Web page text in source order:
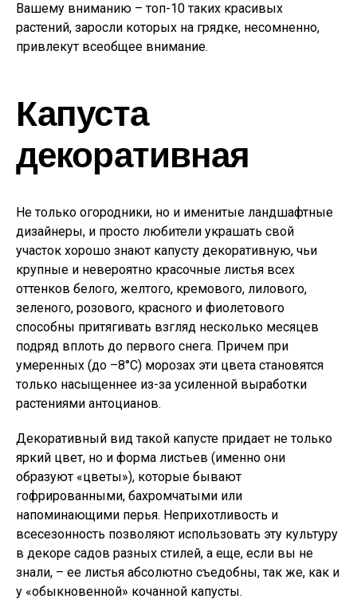
Вашему вниманию – топ-10 таких красивых
растений, заросли которых на грядке, несомненно,
привлекут всеобщее внимание.
Капуста
декоративная
Не только огородники, но и именитые ландшафтные
дизайнеры, и просто любители украшать свой
участок хорошо знают капусту декоративную, чьи
крупные и невероятно красочные листья всех
оттенков белого, желтого, кремового, лилового,
зеленого, розового, красного и фиолетового
способны притягивать взгляд несколько месяцев
подряд вплоть до первого снега. Причем при
умеренных (до –8°С) морозах эти цвета становятся
только насыщеннее из-за усиленной выработки
растениями антоцианов.
Декоративный вид такой капусте придает не только
яркий цвет, но и форма листьев (именно они
образуют «цветы»), которые бывают
гофрированными, бахромчатыми или
напоминающими перья. Неприхотливость и
всесезонность позволяют использовать эту культуру
в декоре садов разных стилей, а еще, если вы не
знали, – ее листья абсолютно съедобны, так же, как и
у «обыкновенной» кочанной капусты.